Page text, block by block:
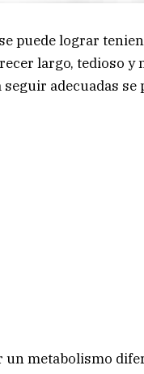
puede lograr
largo, tedioso y
adecuadas
un metabolismo